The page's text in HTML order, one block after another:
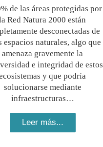
de las áreas protegidas por
Red Natura 2000 están
desconectadas de
espacios naturales, algo que
amenaza gravemente la
e integridad de estos
y que podría
solucionarse mediante
infraestructuras…
Leer más...